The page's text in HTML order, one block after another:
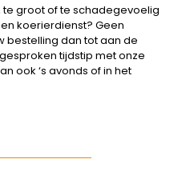
te groot of te schadegevoelig
koerierdienst? Geen
bestelling dan tot aan de
tijdstip met onze
ook ‘s avonds of in het